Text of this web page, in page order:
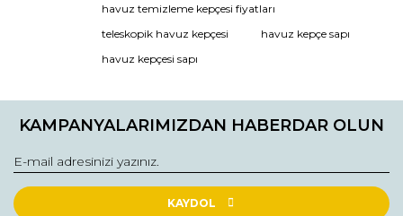
Yorum Yaz
havuz temizleme kepçesi fiyatları
teleskopik havuz kepçesi
havuz kepçe sapı
havuz kepçesi sapı
KAMPANYALARIMIZDAN HABERDAR OLUN
KAYDOL